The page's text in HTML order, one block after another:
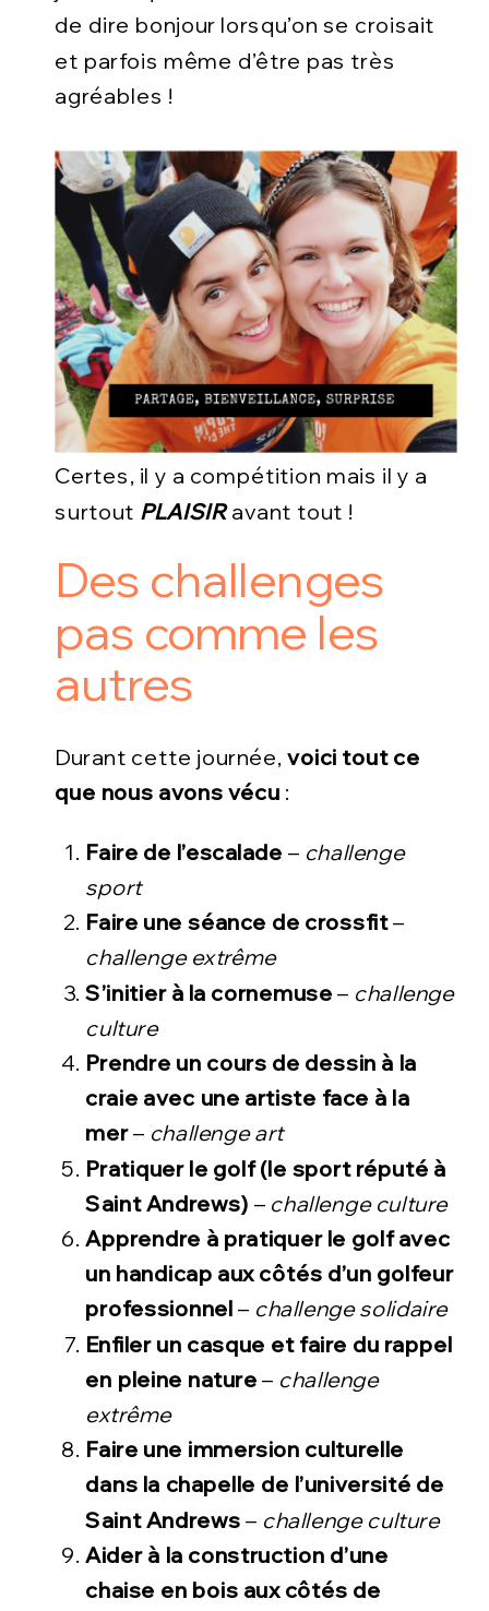
de dire bonjour lorsqu’on se croisait
et parfois même d’être pas très
agréables !
Certes, il y a compétition mais il y a
surtout PLAISIRavant tout !
Des challenges
pas comme les
autres
Durant cette journée,voici tout ce
que nous avons vécu :
Faire de l’escalade – challenge
sport
Faire une séance de crossfit–
challenge extrême
S’initier à la cornemuse– challenge
culture
Prendre un cours de dessin à la
craie avec une artiste face à la
mer– challenge art
Pratiquer le golf (le sport réputé à
Saint Andrews) – challenge culture
Apprendre à pratiquer le golf avec
un handicap aux côtés d’un golfeur
professionnel– challenge solidaire
Enfiler un casque et faire du rappel
en pleine nature– challenge
extrême
Faire une immersion culturelle
dans la chapelle de l’université de
Saint Andrews– challenge culture
Aider à la construction d’une
chaise en bois aux côtés de